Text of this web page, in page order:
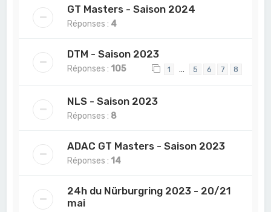
GT Masters - Saison 2024
Réponses : 4
DTM - Saison 2023
Réponses : 105 1 … 5 6 7 8
NLS - Saison 2023
Réponses : 8
ADAC GT Masters - Saison 2023
Réponses : 14
24h du Nürburgring 2023 - 20/21
mai